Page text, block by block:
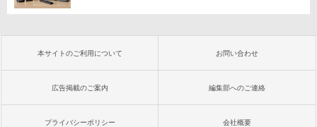
本サイトのご利用について お問い合わせ
広告掲載のご案内 編集部へのご連絡
プライバシーポリシー 会社概要